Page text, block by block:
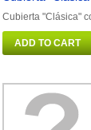
Cubierta "Clásica"
ADD TO CART